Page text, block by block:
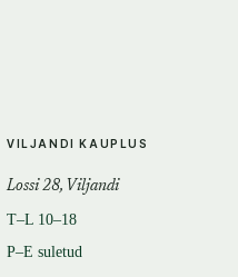
VILJANDI KAUPLUS
Lossi 28, Viljandi
T–L 10–18
P–E suletud